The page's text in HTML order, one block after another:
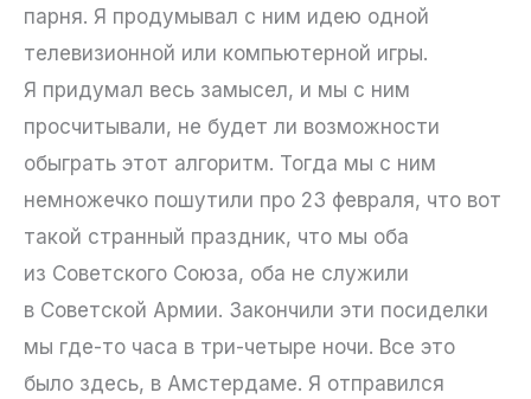
парня. Я продумывал с ним идею одной
телевизионной или компьютерной игры.
Я придумал весь замысел, и мы с ним
просчитывали, не будет ли возможности
обыграть этот алгоритм. Тогда мы с ним
немножечко пошутили про 23 февраля, что вот
такой странный праздник, что мы оба
из Советского Союза, оба не служили
в Советской Армии. Закончили эти посиделки
мы где-то часа в три-четыре ночи. Все это
было здесь, в Амстердаме. Я отправился